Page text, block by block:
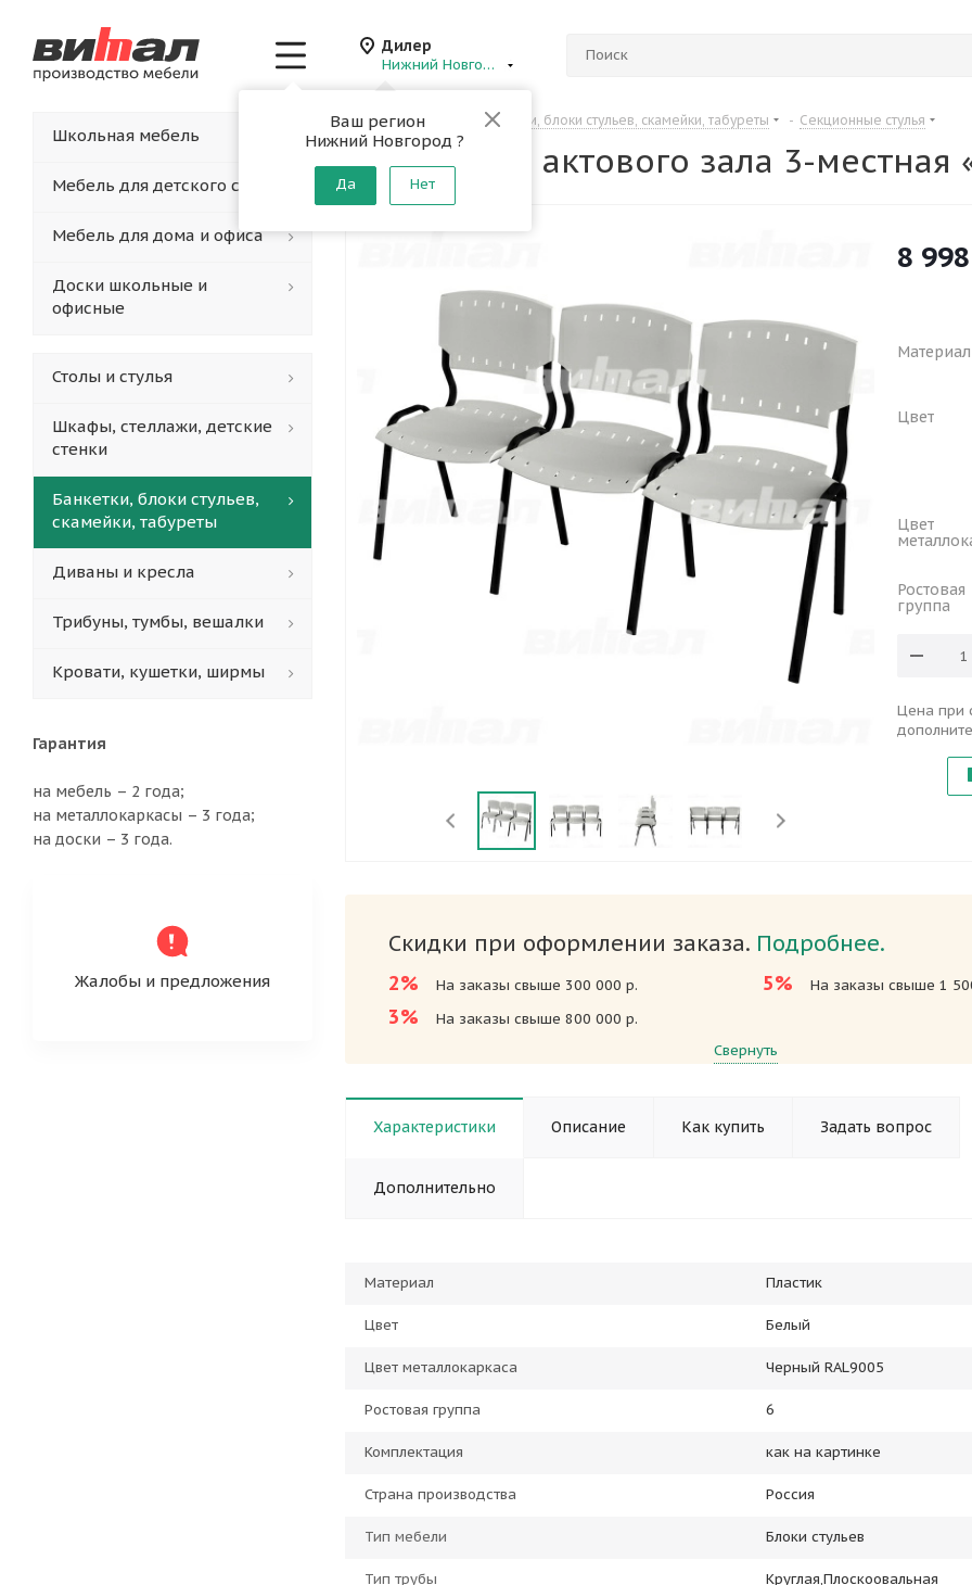
Дилер
Нижний Новгород
Ваш регион
Нижний Новгород ?
Да Нет
Главная - Каталог Банкетки, блоки стульев, скамейки, табуреты - Секционные стулья
Секция для актового зала 3-местная
8 998
Материал
Цвет
Цвет
Ростовая
группа
Цена при
Скидки при оформлении заказа. Подробнее.
2% На заказы свыше 300 000 р.
3% На заказы свыше 800 000 р.
5% На заказы свыше 1
Свернуть
Характеристики Описание Как купить Задать вопрос
Дополнительно
Материал Пластик
Цвет Белый
Цвет металлокаркаса Черный RAL9005
Ростовая группа 6
Комплектация как на картинке
Страна производства Россия
Тип мебели Блоки стульев
Тип трубы Круглая,Плоскоовальная
Школьная мебель
Мебель для детского сада
Мебель для дома и офиса
Доски школьные и
офисные
Столы и стулья
Шкафы, стеллажи, детские
стенки
Банкетки, блоки стульев,
скамейки, табуреты
Диваны и кресла
Трибуны, тумбы, вешалки
Кровати, кушетки, ширмы
Гарантия
на мебель – 2 года;
на металлокаркасы – 3 года;
на доски – 3 года.
Жалобы и предложения